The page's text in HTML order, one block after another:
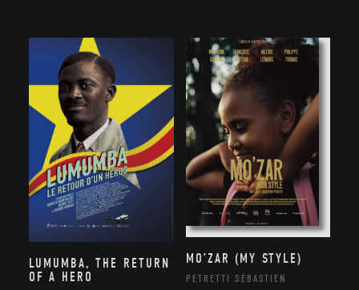
LUMUMBA, THE RETURN
OF A HERO
MO’ZAR (MY STYLE)
PETRETTI SÉBASTIEN